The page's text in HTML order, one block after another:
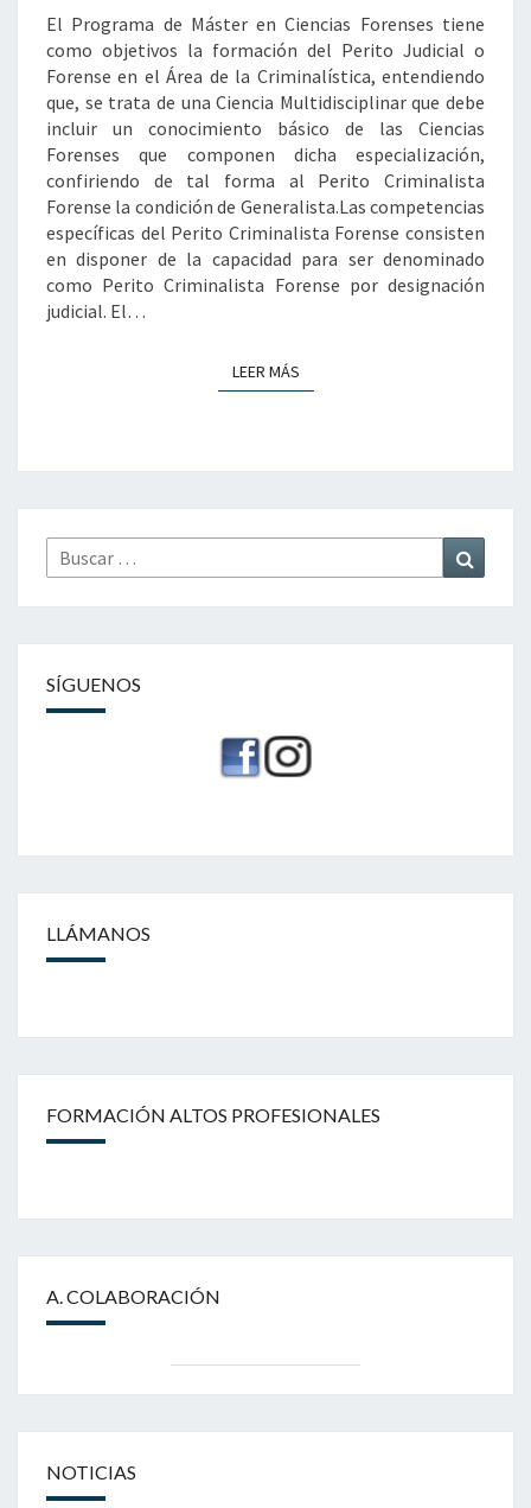
CIENCIAS
FORENSES
El Programa de Máster en Ciencias Forenses tiene
como objetivos la formación del Perito Judicial o
Forense en el Área de la Criminalística, entendiendo
que, se trata de una Ciencia Multidisciplinar que debe
incluir un conocimiento básico de las Ciencias
Forenses que componen dicha especialización,
confiriendo de tal forma al Perito Criminalista
Forense la condición de Generalista.Las competencias
específicas del Perito Criminalista Forense consisten
en disponer de la capacidad para ser denominado
como Perito Criminalista Forense por designación
judicial. El…
LEER MÁSLEER MÁS
Buscar
por:
SÍGUENOS
LLÁMANOS
FORMACIÓN ALTOS PROFESIONALES
A. COLABORACIÓN
NOTICIAS